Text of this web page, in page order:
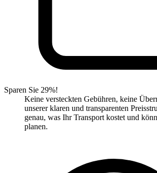
Sparen Sie 29%!
Keine versteckten Gebühren, keine
unserer klaren und transparenten
genau, was Ihr Transport kostet und
planen.